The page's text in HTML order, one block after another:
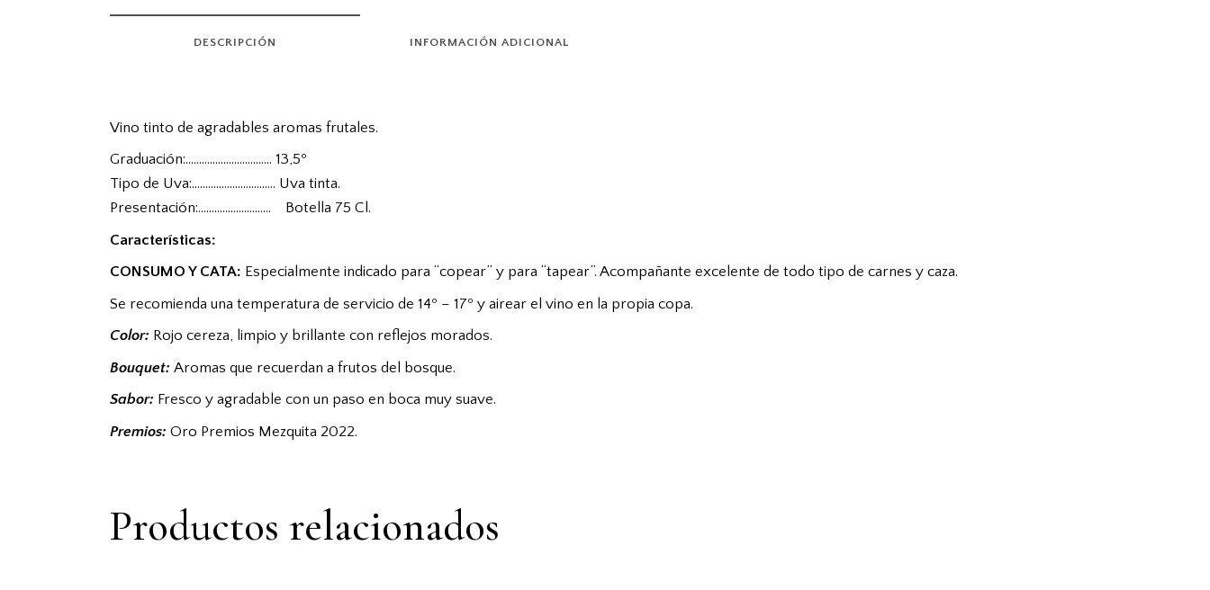
DESCRIPCIÓN INFORMACIÓN ADICIONAL
Vino tinto de agradables aromas frutales.
Graduación:………………………….. 13,5º
Tipo de Uva:…………………………. Uva tinta.
Presentación:……………………… Botella 75 Cl.
Características:
CONSUMO Y CATA: Especialmente indicado para “copear” y para “tapear”. Acompañante excelente de todo tipo de carnes y caza.
Se recomienda una temperatura de servicio de 14º – 17º y airear el vino en la propia copa.
Color: Rojo cereza, limpio y brillante con reflejos morados.
Bouquet: Aromas que recuerdan a frutos del bosque.
Sabor: Fresco y agradable con un paso en boca muy suave.
Premios: Oro Premios Mezquita 2022.
Productos relacionados